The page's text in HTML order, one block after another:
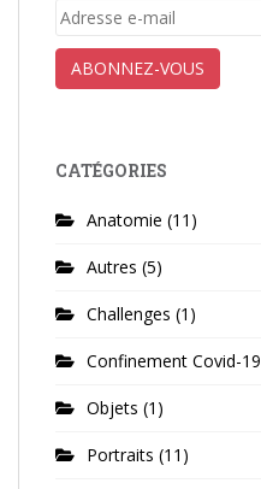
Adresse
mail
ABONNEZ-VOUS
CATÉGORIES
Anatomie (11)
Autres (5)
Challenges (1)
Confinement Covid-19
Objets (1)
Portraits (11)